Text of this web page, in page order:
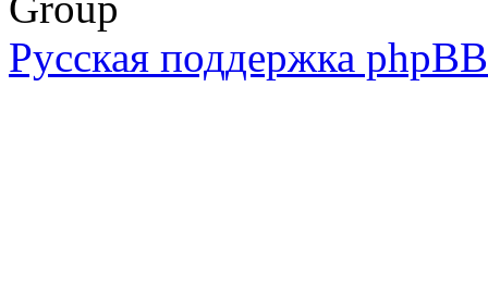
Русская поддержка phpBB